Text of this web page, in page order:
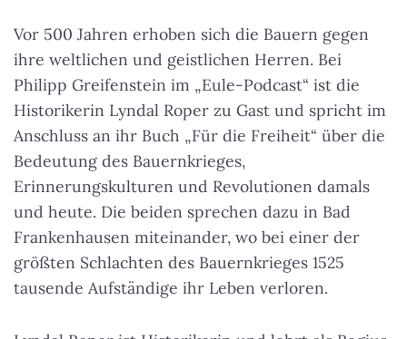
Vor 500 Jahren erhoben sich die Bauern gegen
ihre weltlichen und geistlichen Herren. Bei
Philipp Greifenstein im „Eule-Podcast“ ist die
Historikerin Lyndal Roper zu Gast und spricht im
Anschluss an ihr Buch „Für die Freiheit“ über die
Bedeutung des Bauernkrieges,
Erinnerungskulturen und Revolutionen damals
und heute. Die beiden sprechen dazu in Bad
Frankenhausen miteinander, wo bei einer der
größten Schlachten des Bauernkrieges 1525
tausende Aufständige ihr Leben verloren.